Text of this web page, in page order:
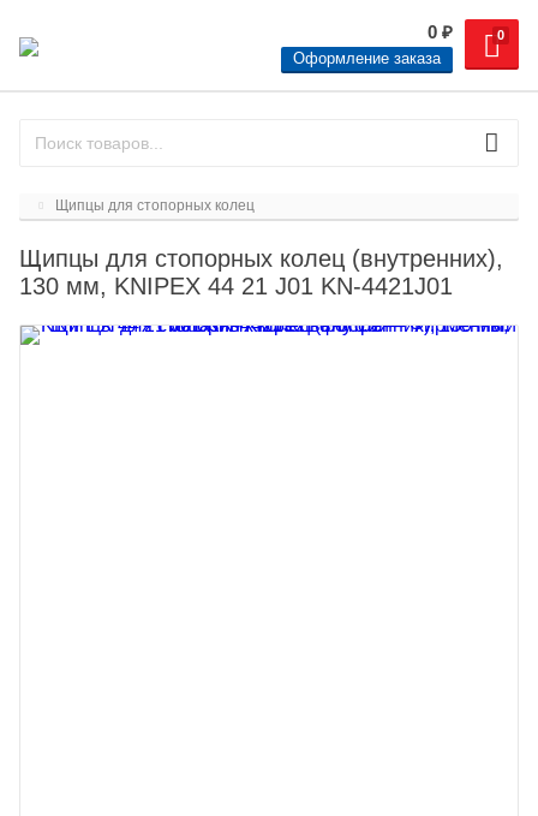
0
0 ₽
Оформление заказа
Щипцы для стопорных колец
Щипцы для стопорных колец (внутренних),
130 мм, KNIPEX 44 21 J01 KN-4421J01